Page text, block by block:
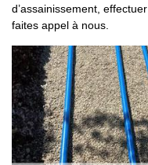
d’assainissement,
faites appel à nous.